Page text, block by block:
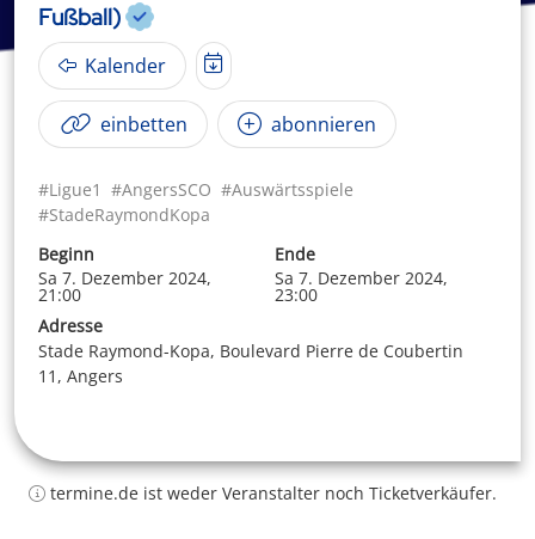
Fußball)
Kalender
einbetten abonnieren
#Ligue1 #AngersSCO #Auswärtsspiele
#StadeRaymondKopa
Beginn
Sa 7. Dezember 2024,
21:00
Ende
Sa 7. Dezember 2024,
23:00
Adresse
Stade Raymond-Kopa, Boulevard Pierre de Coubertin
11, Angers
termine.de ist weder Veranstalter noch Ticketverkäufer.